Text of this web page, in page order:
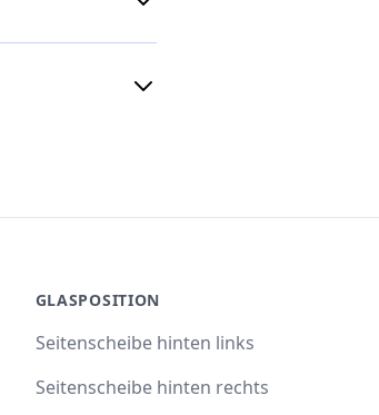
GLASPOSITION
Seitenscheibe hinten links
Seitenscheibe hinten rechts